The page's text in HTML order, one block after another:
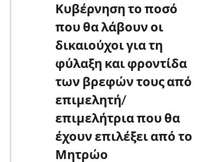
Κυβέρνηση το ποσό
που θα λάβουν οι
δικαιούχοι για τη
φύλαξη και φροντίδα
των βρεφών τους από
επιμελητή/
επιμελήτρια που θα
έχουν επιλέξει από το
Μητρώο